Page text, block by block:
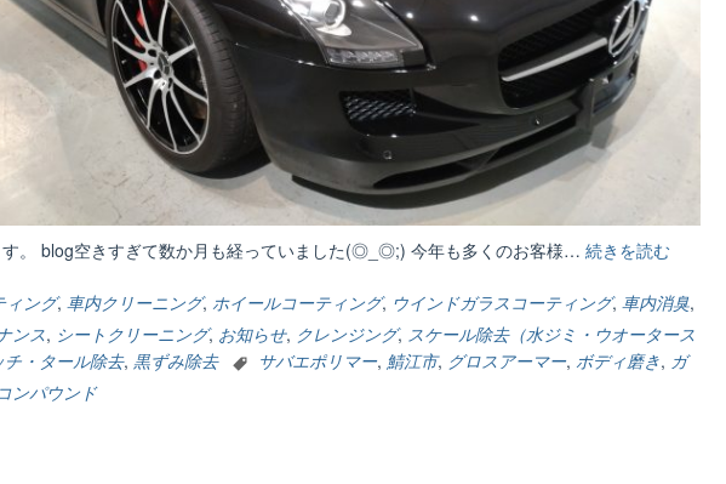
す。 blog空きすぎて数か月も経っていました(◎_◎;) 今年も多くのお客様… 続きを読む
も
有
り
難
ィング, 車内クリーニング, ホイールコーティング, ウインドガラスコーティング, 車内消臭,
ンス, シートクリーニング, お知らせ, クレンジング, スケール除去（水ジミ・ウオータース
チ・タール除去, 黒ずみ除去 サバエポリマー, 鯖江市, グロスアーマー, ボディ磨き, ガ
ンパウンド